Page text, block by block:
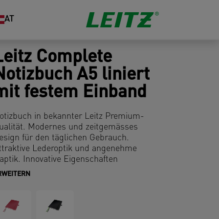
AT
Complete
A5 liniert
festem Einband
in bekannter Leitz Premium-
Modernes und zeitgemässes
für den täglichen Gebrauch.
Lederoptik und angenehme
Innovative Eigenschaften
eine optimale Organisation